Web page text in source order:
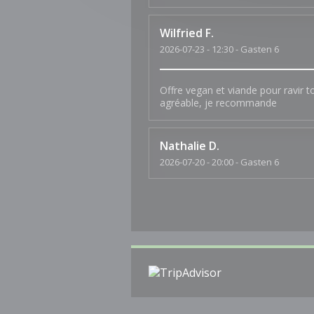
Wilfried F
2026-07-23 - 12:30 - Gasten 6
Offre vegan et viande pour ravir
agréable, je recommande
Nathalie D
2026-07-20- 20:00 - Gasten 6